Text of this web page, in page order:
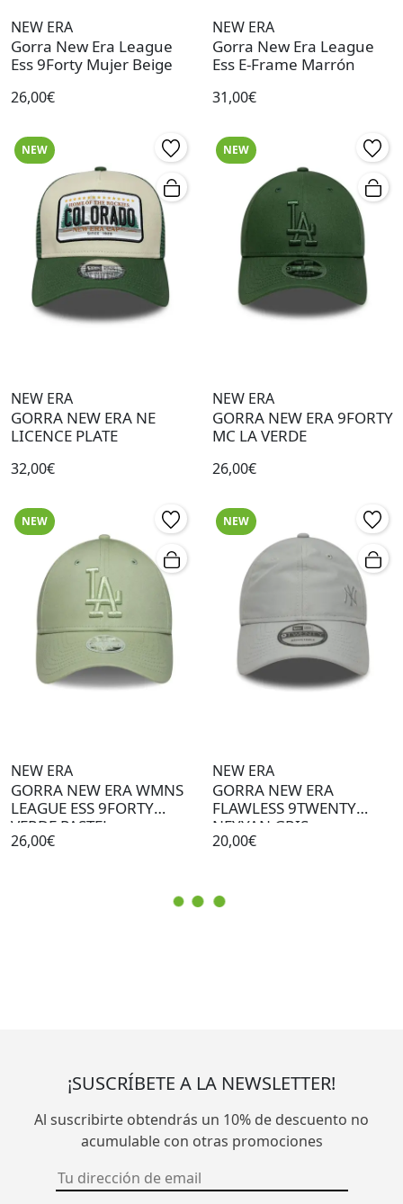
NEW ERA
Gorra New Era League
Ess 9Forty Mujer Beige
26,00€
NEW ERA
Gorra New Era League
Ess E-Frame Marrón
31,00€
NEW
NEW ERA
GORRA NEW ERA NE
LICENCE PLATE
32,00€
NEW
NEW ERA
GORRA NEW ERA 9FORTY
MC LA VERDE
26,00€
NEW
NEW ERA
GORRA NEW ERA WMNS
LEAGUE ESS 9FORTY
VERDE PASTEL
26,00€
NEW
NEW ERA
GORRA NEW ERA
FLAWLESS 9TWENTY
NEYYAN GRIS
20,00€
¡SUSCRÍBETE A LA NEWSLETTER!
Al suscribirte obtendrás un 10% de descuento no
acumulable con otras promociones